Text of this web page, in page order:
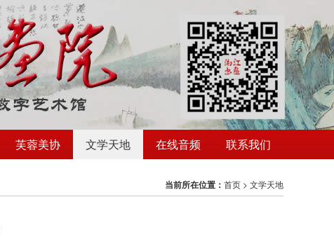
芙蓉美协 文学天地 在线音频 联系我们
当前所在位置： 首页 > 文学天地